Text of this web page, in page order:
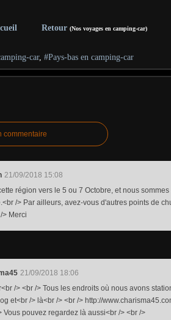
Retour (Nos voyages en camping-car)
car, #Pays-bas en camping-car
commentaire
21/09/2018 15:08
région vers le 5 ou 7 Octobre, et nous
/> Par ailleurs, avez-vous d'autres points de
> Merci
21/09/2018 18:06
/> <br /> Tous les endroits où nous avons
et<br /> là<br /> <br /> http://
Vous pouvez regardez là aussi<br /> <br />